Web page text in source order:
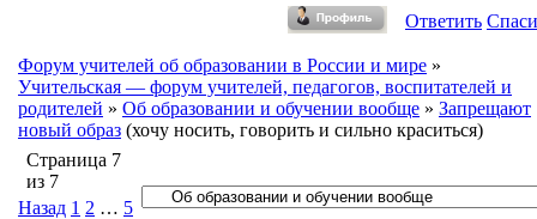
Ответить
Форум учителей об образовании в России и мире »
Учительская — форум учителей, педагогов, воспитателей и
родителей » Об образовании и обучении вообще » Запрещают
новый образ (хочу носить, говорить и сильно краситься)
Страница 7
из 7
Назад 1 2 … 5